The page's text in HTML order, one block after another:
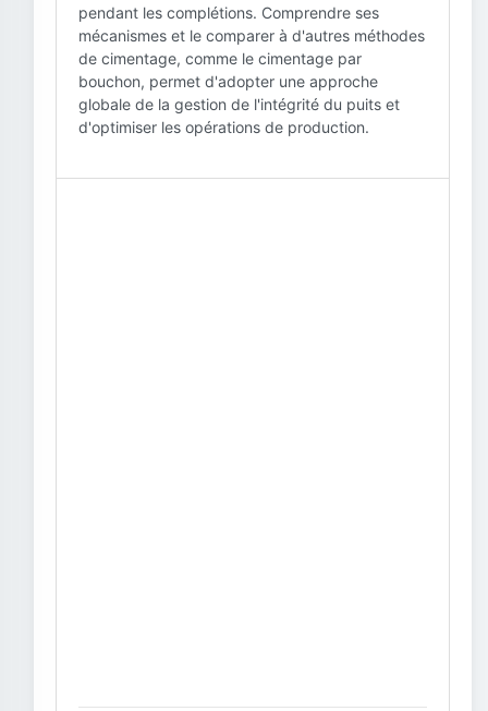
pendant les complétions. Comprendre ses
mécanismes et le comparer à d'autres méthodes
de cimentage, comme le cimentage par
bouchon, permet d'adopter une approche
globale de la gestion de l'intégrité du puits et
d'optimiser les opérations de production.